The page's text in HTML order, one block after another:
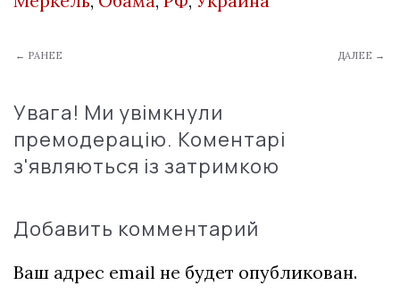
← РАНЕЕ ДАЛЕЕ →
Увага! Ми увімкнули
премодерацію. Коментарі
з'являються із затримкою
Добавить комментарий
Ваш адрес email не будет опубликован.